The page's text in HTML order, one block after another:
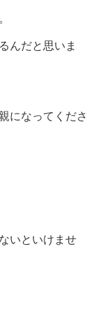
んだと思いま
になってくださ
いといけませ